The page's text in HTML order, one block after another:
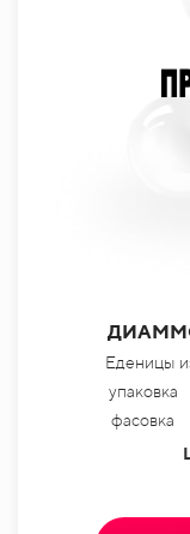
Еденицы
упаковка
фасовка